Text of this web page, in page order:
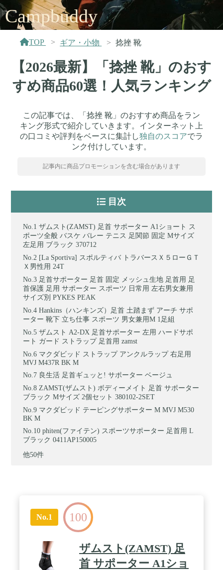
Campbuddy
TOP ギア・小物 捻挫 靴
【2026最新】「捻挫 靴」のおす
すめ商品60選！人気ランキング
この記事では、「捻挫 靴」のおすすめ商品をラン
キング形式で紹介していきます。インターネット上
の口コミや評判をベースに集計し独自のスコアでラ
ンク付けしています。
記事内に商品プロモーションを含む場合があります
目次
ザムスト(ZAMST) 足首 サポーター A1ショート ス
ポーツ全般 バスケ バレー テニス 足関節 固定 Mサイズ
左足用 ブラック 370712
[La Sportiva] スポルティバ トラバースＸ５ローＧＴ
Ｘ男性用 24T
足首サポーター 足首 固定 メッシュ生地 足首用 足
首保護 足用 サポーター スポーツ 日常用 左右男女兼用
サイズ別 PYKES PEAK
Hankins（ハンキンズ）足首 土踏まず アーチ サポ
ーター 靴下 立ち仕事 スポーツ 男女兼用M 1足組
ザムスト A2-DX 足首サポーター 左用 ハードサポ
ート ガード ストラップ 足首用 zamst
マクダビッド ストラップ アンクルラップ 右足用
MVJ M437R BK M
良生活 足首ギュッと! サポーター ベージュ
ZAMST(ザムスト) ボディーメイト 足首 サポーター
ブラック Mサイズ 2個セット 380102-2SET
マクダビッド テーピングサポーター M MVJ M530
BK M
phiten(ファイテン) スポーツサポーター 足首用 L
ブラック 0411AP150005
他50件
No.1 100
ザムスト(ZAMST) 足
首 サポーター A1ショ